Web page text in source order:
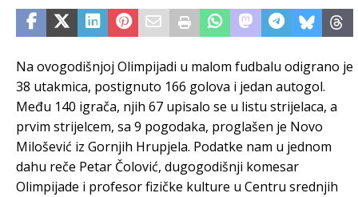
Na ovogodišnjoj Olimpijadi u malom fudbalu odigrano je
38 utakmica, postignuto 166 golova i jedan autogol.
Među 140 igrača, njih 67 upisalo se u listu strijelaca, a
prvim strijelcem, sa 9 pogodaka, proglašen je Novo
Milošević iz Gornjih Hrupjela. Podatke nam u jednom
dahu reče Petar Čolović, dugogodišnji komesar
Olimpijade i profesor fizičke kulture u Centru srednjih